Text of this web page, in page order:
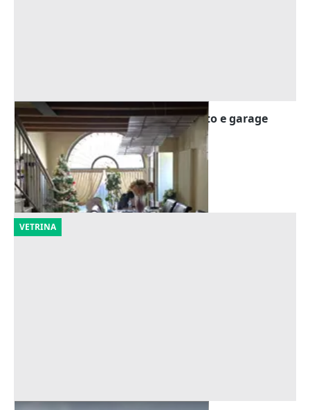
Asta Alloggio duplex con giardinetto e garage
Arzignano (Vicenza)
Offerta minima
80.160 €
17/09/2026
VETRINA